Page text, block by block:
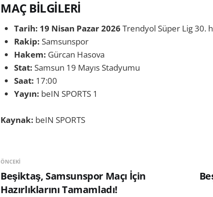
MAÇ BİLGİLERİ
Tarih: 19 Nisan Pazar 2026Trendyol Süper Lig 30.
Rakip: Samsunspor
Hakem: Gürcan Hasova
Stat: Samsun 19 Mayıs Stadyumu
Saat: 17:00
Yayın: beIN SPORTS 1
Kaynak: beIN SPORTS
ÖNCEKI
Beşiktaş, Samsunspor Maçı İçin
Hazırlıklarını Tamamladı!